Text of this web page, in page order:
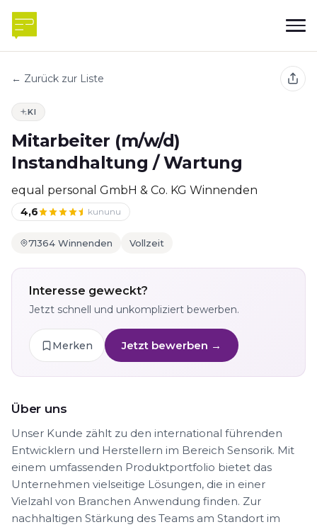
← Zurück zur Liste
KI
Mitarbeiter (m/w/d)
Instandhaltung / Wartung
equal personal GmbH & Co. KG Winnenden
4,6 kununu
71364 Winnenden Vollzeit
Interesse geweckt?
Jetzt schnell und unkompliziert bewerben.
Merken Jetzt bewerben →
Über uns
Unser Kunde zählt zu den international führenden
Entwicklern und Herstellern im Bereich Sensorik. Mit
einem umfassenden Produktportfolio bietet das
Unternehmen vielseitige Lösungen, die in einer
Vielzahl von Branchen Anwendung finden. Zur
nachhaltigen Stärkung des Teams am Standort im